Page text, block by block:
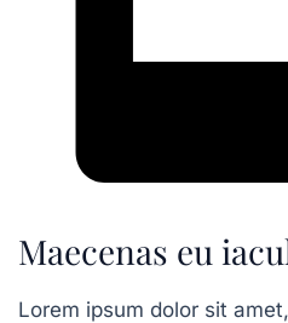
Maecenas eu
Lorem ipsum dolor sit